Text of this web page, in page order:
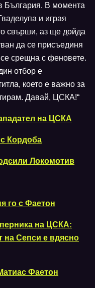
България. В момента
и играя
свърши, аз ще дойда
да се присъединя
срещна с феновете.
отбор е
което е важно за
Давай, ЦСКА!“
на ЦСКА
Кордоба
Локомотив
го с Фаетон
на ЦСКА:
на Сепси е вдясно
Фаетон